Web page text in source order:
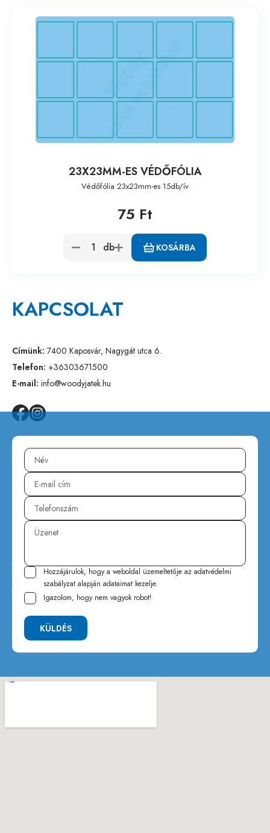
23X23MM-ES VÉDŐFÓLIA
Védőfólia 23x23mm-es 15db/ív
75 Ft
db KOSÁRBA
KAPCSOLAT
Címünk: 7400 Kaposvár, Nagygát utca 6.
Telefon: +36303671500
E-mail: info@woodyjatek.hu
Hozzájárulok, hogy a weboldal üzemeltetője az adatvédelmi
szabályzat alapján adataimat kezelje.
Igazolom, hogy nem vagyok robot!
KÜLDÉS